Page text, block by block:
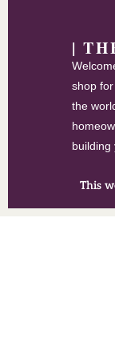
|
shop
the
building
This